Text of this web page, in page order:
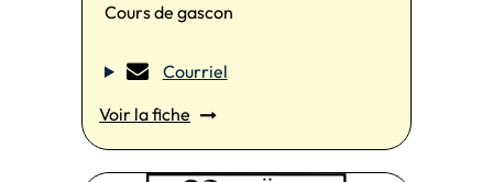
Cours de gascon
Courriel
Voir la fiche